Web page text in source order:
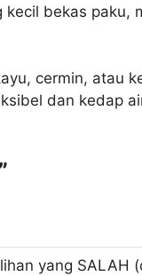
bekas
cermin, atau
dan kedap
yang SALAH